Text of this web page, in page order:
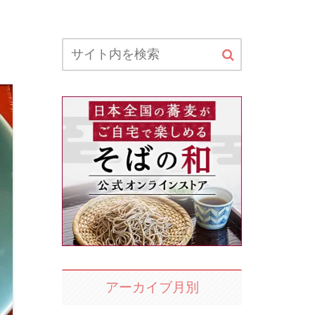
アーカイブ月別